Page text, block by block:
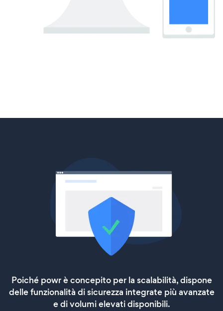
Poiché powr è concepito per la scalabilità, dispone
delle funzionalità di sicurezza integrate più avanzate
e di volumi elevati disponibili.